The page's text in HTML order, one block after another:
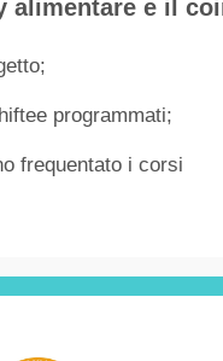
e il
programmati;
frequentato i corsi